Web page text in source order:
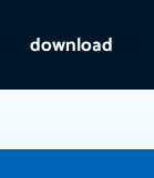
download